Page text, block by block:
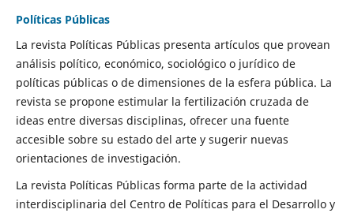
Políticas Públicas
La revista Políticas Públicas presenta artículos que provean
análisis político, económico, sociológico o jurídico de
políticas públicas o de dimensiones de la esfera pública. La
revista se propone estimular la fertilización cruzada de
ideas entre diversas disciplinas, ofrecer una fuente
accesible sobre su estado del arte y sugerir nuevas
orientaciones de investigación.
La revista Políticas Públicas forma parte de la actividad
interdisciplinaria del Centro de Políticas para el Desarrollo y